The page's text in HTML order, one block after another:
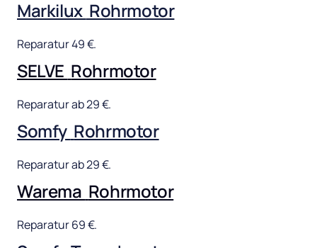
Markilux Rohrmotor
Reparatur 49 €.
SELVE Rohrmotor
Reparatur ab 29 €.
Somfy Rohrmotor
Reparatur ab 29 €.
Warema Rohrmotor
Reparatur 69 €.